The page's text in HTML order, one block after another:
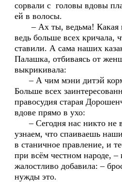
сорвали с головы вдовы
ей в волосы.
– Ах ты, ведьма! Какая
ведь больше всех кричала,
ставили. А сама наших
Палашка, отбиваясь от
выкрикивала:
– А чим мэни дитэй
Больше всех
правосудия старая
вдове прямо в ухо:
– Сегодня нас никто не
узнаем, что спаиваешь
в станичное правление, и
при всём честном народе, –
жалостливо добавила: –
нужды это.